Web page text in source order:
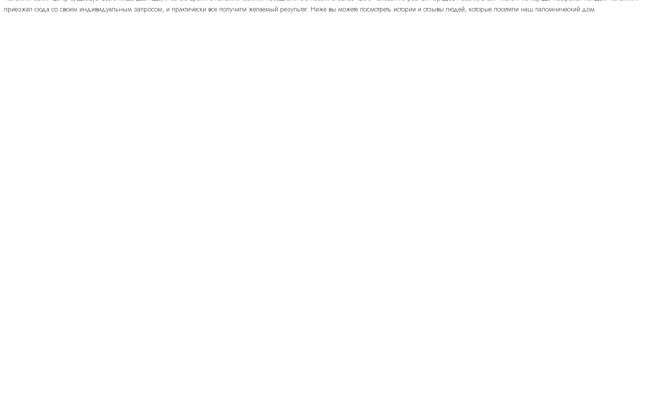
приезжал сюда со своим индивидуальным запросом, и практически все получили желаемый результат. Ниже вы можете посмотреть истории и отзывы людей, которые посетили наш паломнический дом.